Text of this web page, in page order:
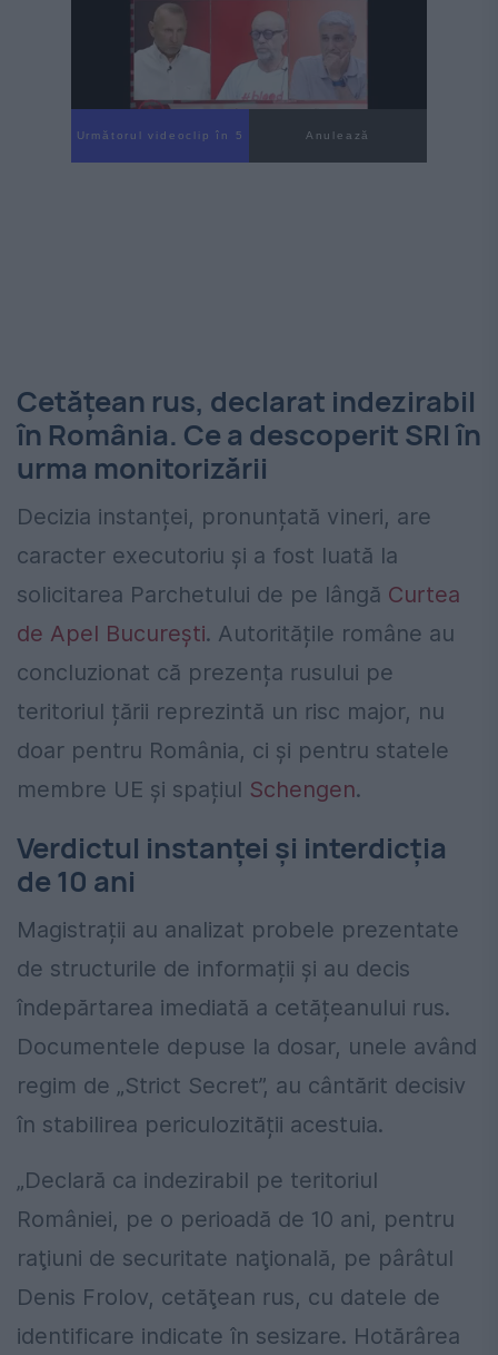
Următorul videoclip în 4 Anulează
Cetățean rus, declarat indezirabil
în România. Ce a descoperit SRI în
urma monitorizării
Decizia instanței, pronunțată vineri, are
caracter executoriu și a fost luată la
solicitarea Parchetului de pe lângă Curtea
de Apel București. Autoritățile române au
concluzionat că prezența rusului pe
teritoriul țării reprezintă un risc major, nu
doar pentru România, ci și pentru statele
membre UE și spațiul Schengen.
Verdictul instanței și interdicția
de 10 ani
Magistrații au analizat probele prezentate
de structurile de informații și au decis
îndepărtarea imediată a cetățeanului rus.
Documentele depuse la dosar, unele având
regim de „Strict Secret”, au cântărit decisiv
în stabilirea periculozității acestuia.
„Declară ca indezirabil pe teritoriul
României, pe o perioadă de 10 ani, pentru
raţiuni de securitate naţională, pe pârâtul
Denis Frolov, cetăţean rus, cu datele de
identificare indicate în sesizare. Hotărârea